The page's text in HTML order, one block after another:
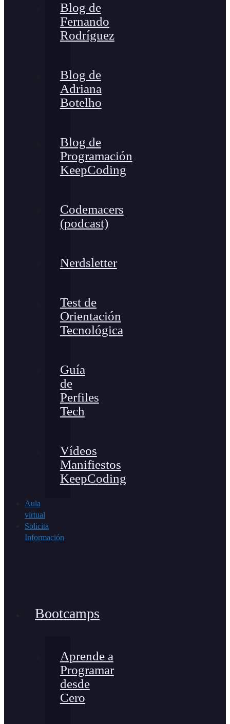
Blog de
Fernando
Rodríguez
Blog de
Adriana
Botelho
Blog de
Programación
KeepCoding
Codemacers
(podcast)
Nerdsletter
Test de
Orientación
Tecnológica
Guía
de
Perfiles
Tech
Vídeos
Manifiestos
KeepCoding
Aula
virtual
Solicita
Información
Bootcamps
Aprende a
Programar
desde
Cero